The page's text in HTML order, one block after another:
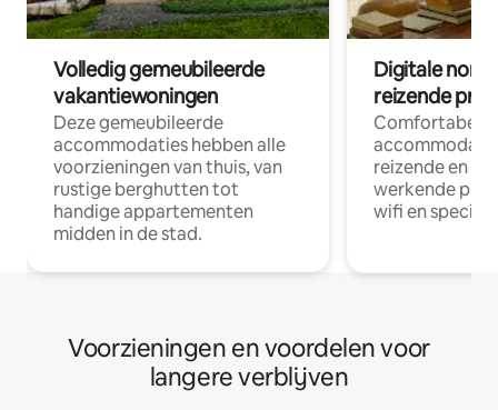
Volledig gemeubileerde
vakantiewoningen
Deze gemeubileerde
accommodaties hebben alle
voorzieningen van thuis, van
rustige berghutten tot
handige appartementen
midden in de stad.
Digitale
reizende
Comfortabele
reizende en
werkende
wifi en
Voorzieningen en voordelen voor
langere verblijven